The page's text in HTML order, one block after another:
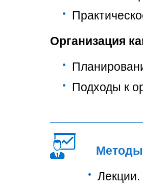
Организация
Подходы к
Лекции.